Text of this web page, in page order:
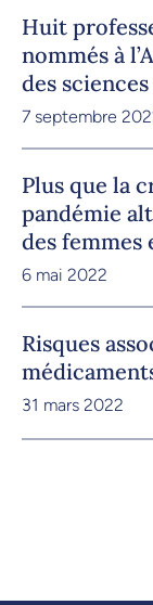
Huit
nommés à
des
7 septembre
Plus que la
pandémie
des femmes
6 mai 2022
Risques
31 mars 2022